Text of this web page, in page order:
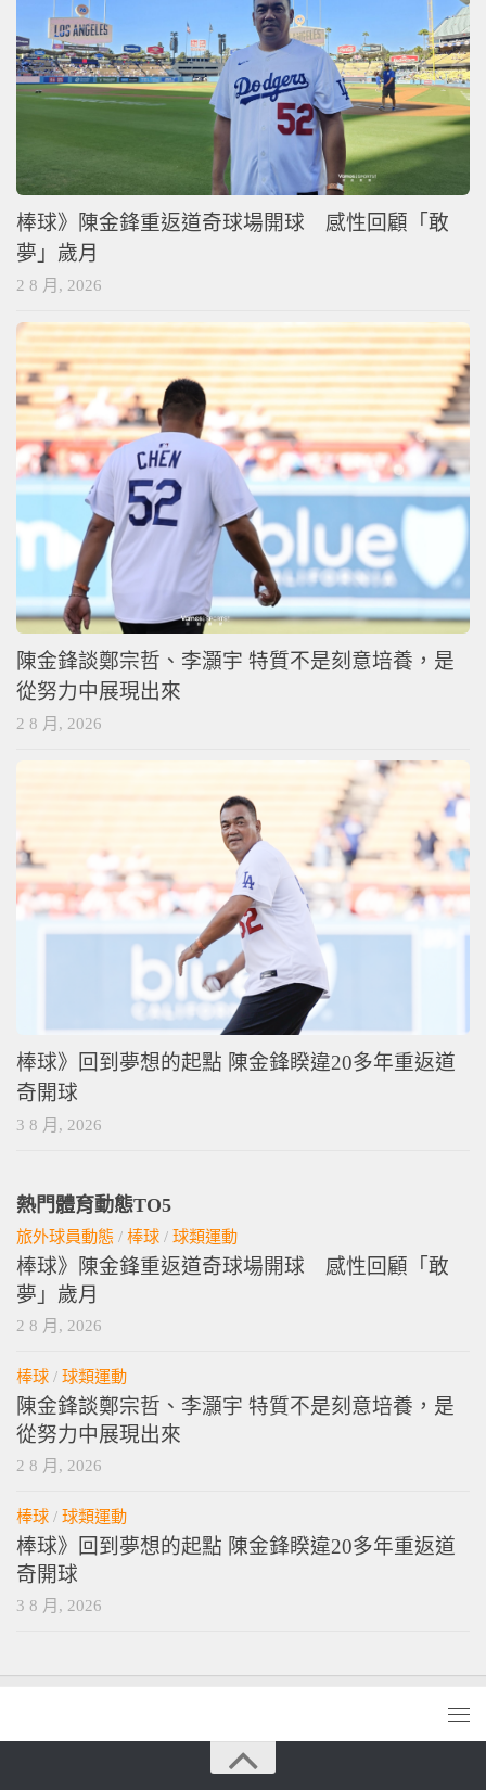
棒球》陳金鋒重返道奇球場開球 感性回顧「敢
夢」歲月
2 8 月, 2026
陳金鋒談鄭宗哲、李灝宇 特質不是刻意培養，是
從努力中展現出來
2 8 月, 2026
棒球》回到夢想的起點 陳金鋒睽違20多年重返道
奇開球
3 8 月, 2026
熱門體育動態TO5
旅外球員動態 / 棒球 / 球類運動
棒球》陳金鋒重返道奇球場開球 感性回顧「敢
夢」歲月
2 8 月, 2026
棒球 / 球類運動
陳金鋒談鄭宗哲、李灝宇 特質不是刻意培養，是
從努力中展現出來
2 8 月, 2026
棒球 / 球類運動
棒球》回到夢想的起點 陳金鋒睽違20多年重返道
奇開球
3 8 月, 2026